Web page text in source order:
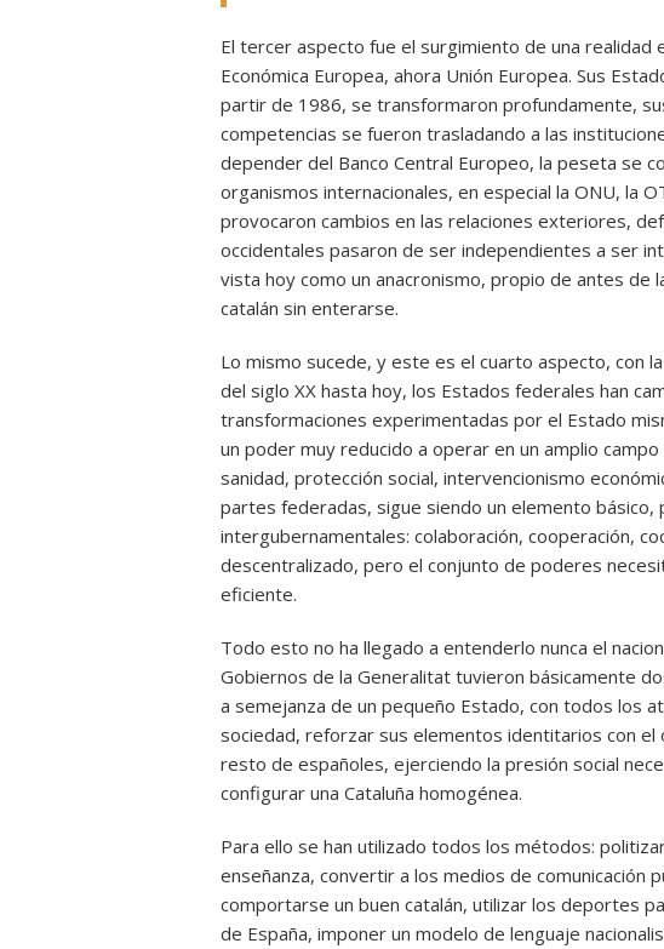
El tercer aspecto fue el surgimiento de una realidad
Económica Europea, ahora Unión Europea. Sus
partir de 1986, se transformaron profundamente,
competencias se fueron trasladando a las
depender del Banco Central Europeo, la peseta se
organismos internacionales, en especial la ONU, la
provocaron cambios en las relaciones exteriores,
occidentales pasaron de ser independientes a ser
vista hoy como un anacronismo, propio de antes de
catalán sin enterarse.
Lo mismo sucede, y este es el cuarto aspecto, con
del siglo XX hasta hoy, los Estados federales han
transformaciones experimentadas por el Estado
un poder muy reducido a operar en un amplio
sanidad, protección social, intervencionismo
partes federadas, sigue siendo un elemento básico,
intergubernamentales: colaboración, cooperación,
descentralizado, pero el conjunto de poderes
eficiente.
Todo esto no ha llegado a entenderlo nunca el
Gobiernos de la Generalitat tuvieron básicamente
a semejanza de un pequeño Estado, con todos los
sociedad, reforzar sus elementos identitarios con
resto de españoles, ejerciendo la presión social
configurar una Cataluña homogénea.
Para ello se han utilizado todos los métodos:
enseñanza, convertir a los medios de comunicación
comportarse un buen catalán, utilizar los deportes
de España, imponer un modelo de lenguaje